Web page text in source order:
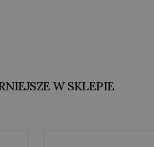
W SKLEPIE